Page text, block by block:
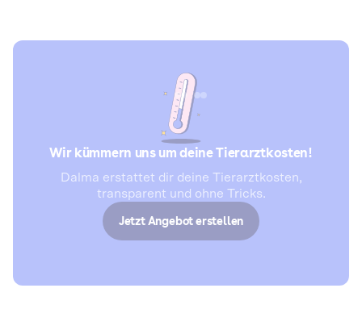
Wir kümmern uns um deine Tierarztkosten!
Dalma erstattet dir deine Tierarztkosten,
transparent und ohne Tricks.
Jetzt Angebot erstellen